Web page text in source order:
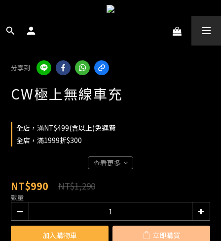
分享到
CW極上無線車充
全店，滿NT$499(含以上)免運費
全店，滿1999折$300
查看更多
NT$990 NT$1,290
數量
加入購物車 立即購買